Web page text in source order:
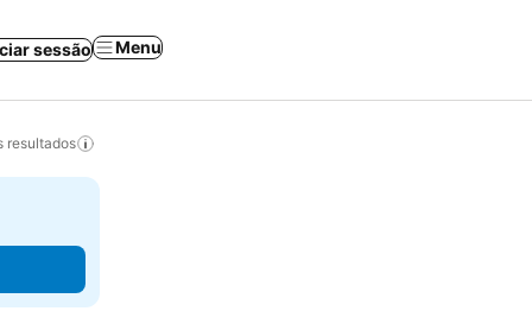
sessão Menu
resultados